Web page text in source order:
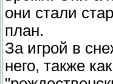
они стали
план.
За игрой в
него, также